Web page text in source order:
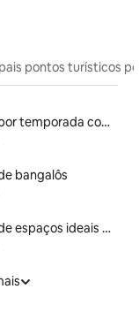
pontos turísticos
Aluguéis por temporada com sauna
bangalôs
Aluguéis de espaços ideais para famílias